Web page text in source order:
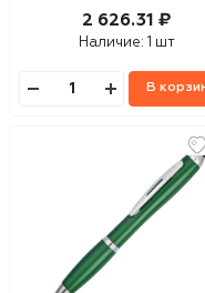
2 626.31 ₽
Наличие: 1 шт
В